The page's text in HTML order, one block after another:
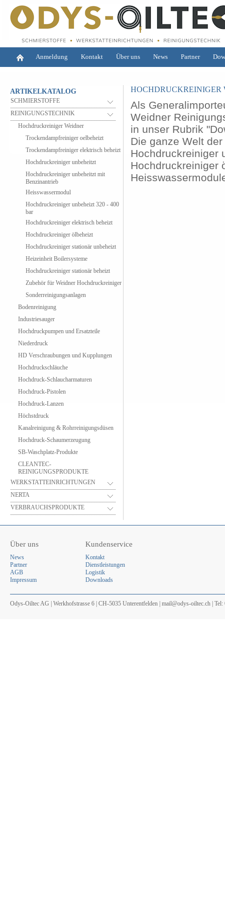
Anmeldung Kontakt Über uns News Partner
ARTIKELKATALOG
SCHMIERSTOFFE
REINIGUNGSTECHNIK
Hochdruckreiniger Weidner
Trockendampfreiniger oelbeheizt
Trockendampfreiniger elektrisch beheizt
Hochdruckreiniger unbeheitzt
Hochdruckreiniger unbeheitzt mit
Benzinantrieb
Heisswassermodul
Hochdruckreiniger unbeheizt 320 - 400
bar
Hochdruckreiniger elektrisch beheizt
Hochdruckreiniger ölbeheizt
Hochdruckreiniger stationär unbeheizt
Heizeinheit Boilersysteme
Hochdruckreiniger stationär beheizt
Zubehör für Weidner Hochdruckreiniger
Sonderreinigungsanlagen
Bodenreinigung
Industriesauger
Hochdruckpumpen und Ersatzteile
Niederdruck
HD Verschraubungen und Kupplungen
Hochdruckschläuche
Hochdruck-Schlaucharmaturen
Hochdruck-Pistolen
Hochdruck-Lanzen
Höchstdruck
Kanalreinigung & Rohrreinigungsdüsen
Hochdruck-Schaumerzeugung
SB-Waschplatz-Produkte
CLEANTEC-
REINIGUNGSPRODUKTE
WERKSTATTEINRICHTUNGEN
NERTA
VERBRAUCHSPRODUKTE
HOCHDRUCKREINIGER
Als
Weidner
in unser Rubrik
Die ganze Welt
Hochdruckreiniger
Hochdruckreiniger
Über uns
News
Partner
AGB
Impressum
Kundenservice
Kontakt
Dienstleistungen
Logistik
Downloads
Odys-Oiltec AG | Werkhofstrasse 6 | CH-5035 Unterentfelden | mail@odys-oiltec.ch |